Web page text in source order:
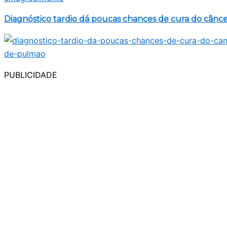
Diagnóstico tardio dá poucas chances de cura do
PUBLICIDADE